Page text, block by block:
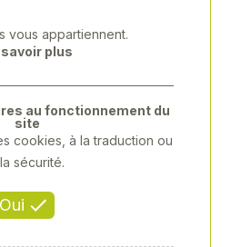
vous appartiennent.
savoir plus
Oui
au fonctionnement du
site
cookies, à la traduction ou
sécurité.